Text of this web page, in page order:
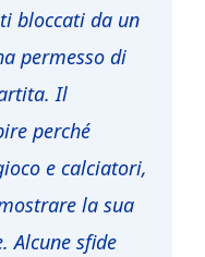
bloccati da un
permesso di
Il
perché
e calciatori,
la sua
Alcune sfide